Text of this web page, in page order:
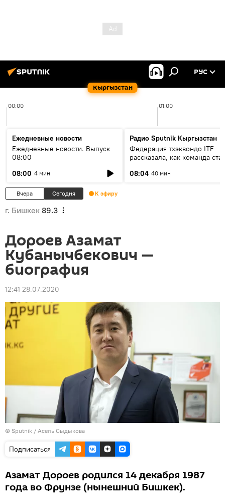
Кыргызстан
РУС
00:00 01:00
Ежедневные новости
Ежедневные новости. Выпуск
08:00
08:00 4 мин
Радио Sputnik Кыргызстан
Федерация тхэквондо ITF
рассказала, как команда
08:04 40 мин
Вчера Сегодня К эфиру
г. Бишкек 89.3
Дороев Азамат
Кубанычбекович —
биография
12:41 28.07.2020
© Sputnik / Асель Сыдыкова
Подписаться
Азамат Дороев родился 14 декабря 1987
года во Фрунзе (нынешний Бишкек).